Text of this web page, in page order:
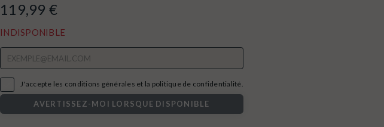
119,99 €
INDISPONIBLE
J'accepte les conditions générales et la politique de confidentialité.
AVERTISSEZ-MOI LORSQUE DISPONIBLE